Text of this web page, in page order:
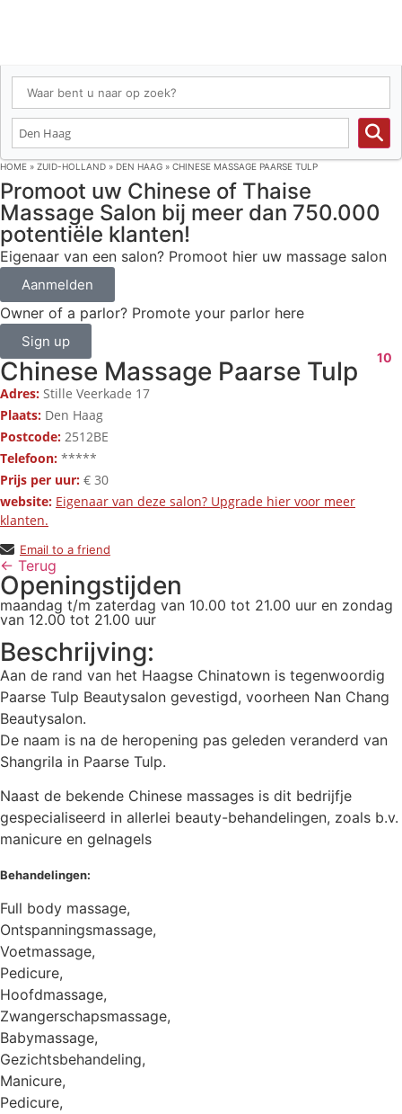
HOME » ZUID-HOLLAND » DEN HAAG » CHINESE MASSAGE PAARSE TULP
Promoot uw Chinese of Thaise
Massage Salon bij meer dan 750.000
potentiële klanten!
Eigenaar van een salon? Promoot hier uw massage salon
Aanmelden
Owner of a parlor? Promote your parlor here
Sign up
Chinese Massage Paarse Tulp 10
Adres: Stille Veerkade 17
Plaats: Den Haag
Postcode: 2512BE
Telefoon: *****
Prijs per uur: € 30
website: Eigenaar van deze salon? Upgrade hier voor meer
klanten.
Email to a friend
← Terug
Openingstijden
maandag t/m zaterdag van 10.00 tot 21.00 uur en zondag
van 12.00 tot 21.00 uur
Beschrijving:
Aan de rand van het Haagse Chinatown is tegenwoordig
Paarse Tulp Beautysalon gevestigd, voorheen Nan Chang
Beautysalon.
De naam is na de heropening pas geleden veranderd van
Shangrila in Paarse Tulp.
Naast de bekende Chinese massages is dit bedrijfje
gespecialiseerd in allerlei beauty-behandelingen, zoals b.v.
manicure en gelnagels
Behandelingen:
Full body massage,
Ontspanningsmassage,
Voetmassage,
Pedicure,
Hoofdmassage,
Zwangerschapsmassage,
Babymassage,
Gezichtsbehandeling,
Manicure,
Pedicure,